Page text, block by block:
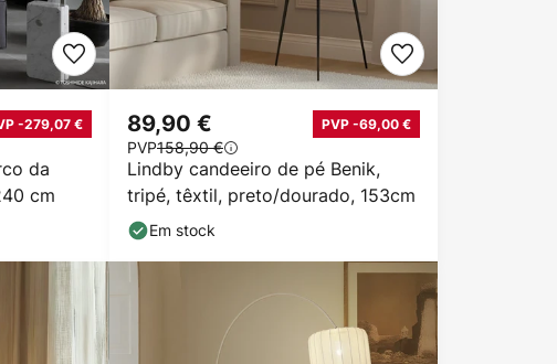
da
cm
-279,07 €
Lindby candeeiro de pé Benik,
tripé, têxtil, preto/dourado, 153cm
89,90 € PVP -69,00 €
PVP158,90 €
Em stock